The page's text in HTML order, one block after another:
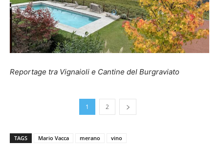
Reportage tra Vignaioli e Cantine del Burgraviato
1 2
TAGS Mario Vacca merano vino